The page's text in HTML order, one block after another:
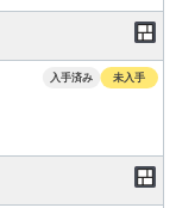
入手済み 未入手